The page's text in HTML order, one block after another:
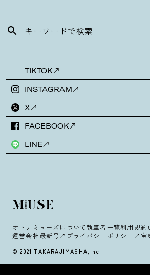
TIKTOK
INSTAGRAM
X
FACEBOOK
LINE
オトナミューズについて執筆者一覧利用規約
運営会社最新号 プライバシーポリシー 宝
© 2021 TAKARAJIMASHA,Inc.